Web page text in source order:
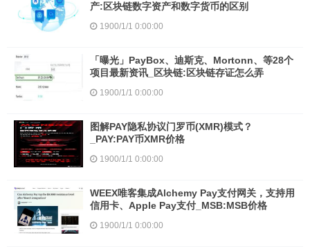
产:区块链数字资产和数字货币的区别
1900/1/1 0:00:00
「曝光」PayBox、迪斯克、Mortonn、等28个
项目最新资讯_区块链:区块链存证怎么弄
1900/1/1 0:00:00
图解PAY隐私协议门罗币(XMR)模式？
_PAY:PAY币XMR价格
1900/1/1 0:00:00
WEEX唯客集成Alchemy Pay支付网关，支持用
信用卡、Apple Pay支付_MSB:MSB价格
1900/1/1 0:00:00